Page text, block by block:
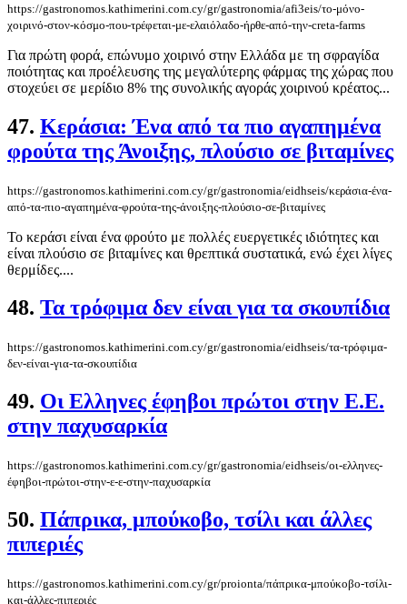
https://gastronomos.kathimerini.com.cy/gr/gastronomia/afi3eis/το-μόνο-
χοιρινό-στον-κόσμο-που-τρέφεται-με-ελαιόλαδο-ήρθε-από-την-creta-farms
Για πρώτη φορά, επώνυμο χοιρινό στην Ελλάδα με τη σφραγίδα
ποιότητας και προέλευσης της μεγαλύτερης φάρμας της χώρας που
στοχεύει σε μερίδιο 8% της συνολικής αγοράς χοιρινού κρέατος...
47. Κεράσια: Ένα από τα πιο αγαπημένα
φρούτα της Άνοιξης, πλούσιο σε βιταμίνες
https://gastronomos.kathimerini.com.cy/gr/gastronomia/eidhseis/κεράσια-ένα-
από-τα-πιο-αγαπημένα-φρούτα-της-άνοιξης-πλούσιο-σε-βιταμίνες
Το κεράσι είναι ένα φρούτο με πολλές ευεργετικές ιδιότητες και
είναι πλούσιο σε βιταμίνες και θρεπτικά συστατικά, ενώ έχει λίγες
θερμίδες....
48. Τα τρόφιμα δεν είναι για τα σκουπίδια
https://gastronomos.kathimerini.com.cy/gr/gastronomia/eidhseis/τα-τρόφιμα-
δεν-είναι-για-τα-σκουπίδια
49. Οι Ελληνες έφηβοι πρώτοι στην Ε.Ε.
στην παχυσαρκία
https://gastronomos.kathimerini.com.cy/gr/gastronomia/eidhseis/οι-ελληνες-
έφηβοι-πρώτοι-στην-ε-ε-στην-παχυσαρκία
50. Πάπρικα, μπούκοβο, τσίλι και άλλες
πιπεριές
https://gastronomos.kathimerini.com.cy/gr/proionta/πάπρικα-μπούκοβο-τσίλι-
και-άλλες-πιπεριές